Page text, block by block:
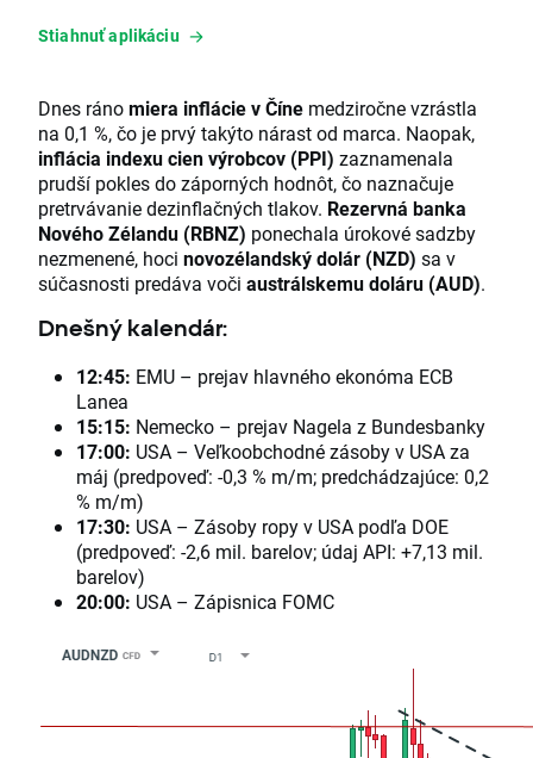
Stiahnuť aplikáciu
Dnes ránomiera inflácie v Číne medziročne vzrástla
na 0,1 %, čo je prvý takýto nárast od marca. Naopak,
inflácia indexu cien výrobcov (PPI) zaznamenala
prudší pokles do záporných hodnôt, čo naznačuje
pretrvávanie dezinflačných tlakov. Rezervná banka
Nového Zélandu (RBNZ) ponechala úrokové sadzby
nezmenené, hoci novozélandský dolár (NZD) sa v
súčasnosti predáva voči austrálskemu doláru (AUD).
Dnešný kalendár:
12:45: EMU – prejav hlavného ekonóma ECB
Lanea
15:15: Nemecko – prejav Nagela z Bundesbanky
17:00: USA – Veľkoobchodné zásoby v USA za
máj (predpoveď: -0,3 % m/m; predchádzajúce: 0,2
% m/m)
17:30: USA – Zásoby ropy v USA podľa DOE
(predpoveď: -2,6 mil. barelov; údaj API: +7,13 mil.
barelov)
20:00: USA – Zápisnica FOMC